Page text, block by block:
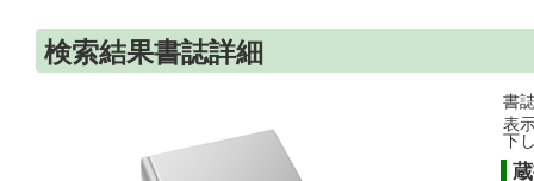
検索結果書誌詳細
書
表
下